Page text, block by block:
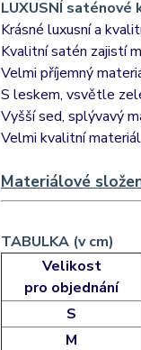
LUXUSNÍ saténové
Krásné luxusní a
Kvalitní satén zajistí
Velmi příjemný
S leskem, vsvětle
Vyšší sed, splývavý
Velmi kvalitní
Materiálové
TABULKA (v cm)
Velikost
pro objednání
S
M